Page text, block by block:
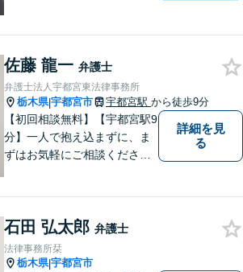
通事故／遺産相続／借金問題
／企業法務／離婚問題などさ
まざまな分野に力を入れてお
ります。
佐藤 龍一 弁護士
弁護士法人宇都宮東法律事務所
栃木県|宇都宮市 宇都宮駅 から徒歩9分
【初回相談無料】【宇都宮駅9
分】一人で抱え込まずに、ま
ずはお気軽にご相談くださ
詳細を見
る
石田 弘太郎 弁護士
法律事務所栞
栃木県|宇都宮市